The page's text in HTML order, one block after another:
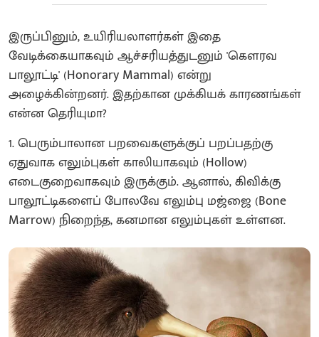
இருப்பினும், உயிரியலாளர்கள் இதை
வேடிக்கையாகவும் ஆச்சரியத்துடனும் 'கௌரவ
பாலூட்டி' (Honorary Mammal) என்று
அழைக்கின்றனர். இதற்கான முக்கியக் காரணங்கள்
என்ன தெரியுமா?
1. பெரும்பாலான பறவைகளுக்குப் பறப்பதற்கு
ஏதுவாக எலும்புகள் காலியாகவும் (Hollow)
எடைகுறைவாகவும் இருக்கும். ஆனால், கிவிக்கு
பாலூட்டிகளைப் போலவே எலும்பு மஜ்ஜை (Bone
Marrow) நிறைந்த, கனமான எலும்புகள் உள்ளன.